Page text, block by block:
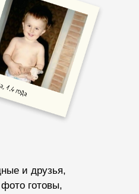
и друзья,
готовы,